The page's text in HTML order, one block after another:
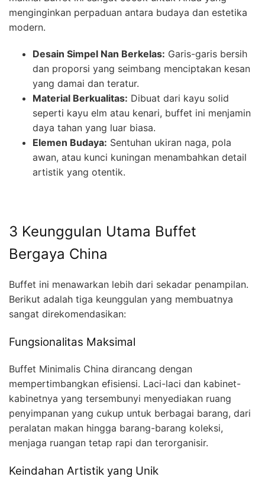
menginginkan perpaduan antara budaya dan estetika
modern.
Desain Simpel Nan Berkelas: Garis-garis bersih
dan proporsi yang seimbang menciptakan kesan
yang damai dan teratur.
Material Berkualitas: Dibuat dari kayu solid
seperti kayu elm atau kenari, buffet ini menjamin
daya tahan yang luar biasa.
Elemen Budaya: Sentuhan ukiran naga, pola
awan, atau kunci kuningan menambahkan detail
artistik yang otentik.
3 Keunggulan Utama Buffet
Bergaya China
Buffet ini menawarkan lebih dari sekadar penampilan.
Berikut adalah tiga keunggulan yang membuatnya
sangat direkomendasikan:
Fungsionalitas Maksimal
Buffet Minimalis China dirancang dengan
mempertimbangkan efisiensi. Laci-laci dan kabinet-
kabinetnya yang tersembunyi menyediakan ruang
penyimpanan yang cukup untuk berbagai barang, dari
peralatan makan hingga barang-barang koleksi,
menjaga ruangan tetap rapi dan terorganisir.
Keindahan Artistik yang Unik